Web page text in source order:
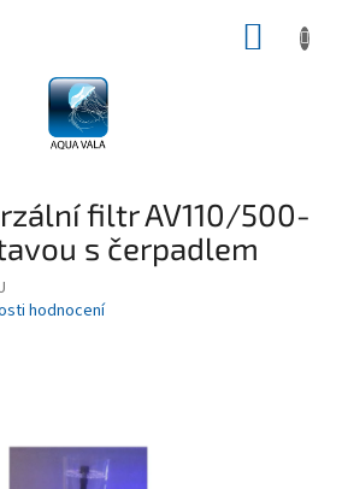
filtr AV110/500-
s čerpadlem
hodnocení